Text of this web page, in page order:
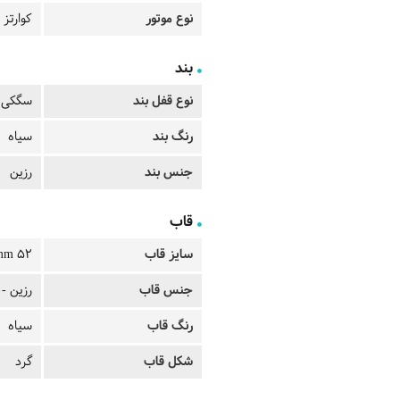
نوع موتور کوارتز
بند
نوع قفل بند
سگکی
رنگ بند
سیاه
جنس بند
رزین
قاب
سایز قاب
52 mm
جنس قاب
رزین
رنگ قاب
سیاه
شکل قاب
گرد